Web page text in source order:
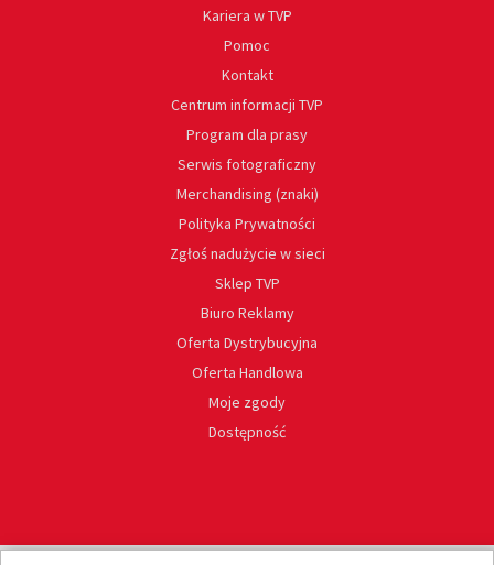
Kariera w TVP
Pomoc
Kontakt
Centrum informacji TVP
Program dla prasy
Serwis fotograficzny
Merchandising (znaki)
Polityka Prywatności
Zgłoś nadużycie w sieci
Sklep TVP
Biuro Reklamy
Oferta Dystrybucyjna
Oferta Handlowa
Moje zgody
Dostępność